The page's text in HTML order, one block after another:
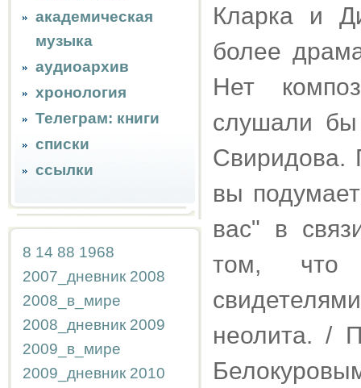
академическая
музыка
аудиоархив
хронология
Телеграм: книги
списки
ссылки
8 14 88 1968
2007_дневник 2008
2008_в_мире
2008_дневник 2009
2009_в_мире
2009_дневник 2010
Кларка и
более
Нет
слушали бы
Свиридова.
вы
вас" в
том, что
неолита. /